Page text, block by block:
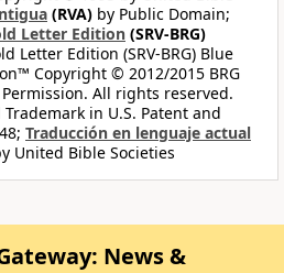
(RVA) by Public Domain;
Letter Edition (SRV-BRG)
Letter Edition (SRV-BRG) Blue
Copyright © 2012/2015 BRG
All rights reserved.
in U.S. Patent and
Traducción en lenguaje actual
United Bible Societies
News &